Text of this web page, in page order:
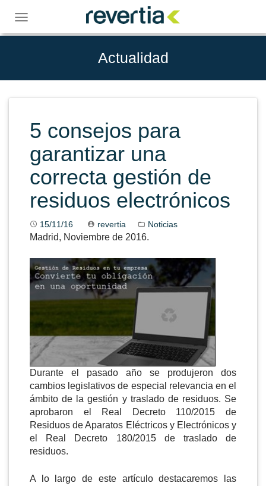
content
Toggle
navigation
Actualidad
5 consejos para
garantizar una
correcta gestión de
residuos electrónicos
15/11/16 revertia Noticias
Madrid, Noviembre de 2016.
Durante el pasado año se produjeron dos
cambios legislativos de especial relevancia en el
ámbito de la gestión y traslado de residuos. Se
aprobaron el Real Decreto 110/2015 de
Residuos de Aparatos Eléctricos y Electrónicos y
el Real Decreto 180/2015 de traslado de
residuos.
A lo largo de este artículo destacaremos las